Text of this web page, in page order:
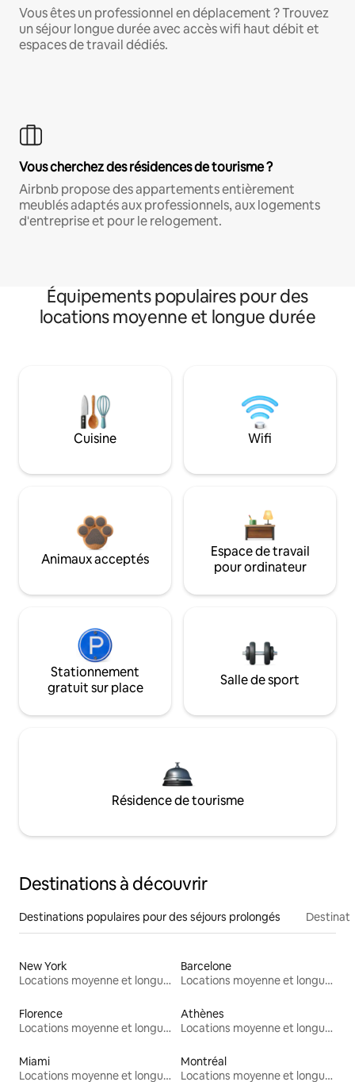
Vous êtes un professionnel en déplacement ? Trouvez
un séjour longue durée avec accès wifi haut débit et
espaces de travail dédiés.
Vous cherchez des résidences de tourisme ?
Airbnb propose des appartements entièrement
meublés adaptés aux professionnels, aux logements
d'entreprise et pour le relogement.
Équipements populaires pour des
locations moyenne et longue durée
Cuisine Wifi
Animaux acceptés
Espace de travail
pour ordinateur
Stationnement
gratuit sur place
Salle de sport
Résidence de tourisme
Destinations à découvrir
Destinations populaires pour des séjours prolongés
New York
Locations moyenne et longue durée
Barcelone
Locations moyenne et longue durée
Florence
Locations moyenne et longue durée
Athènes
Locations moyenne et longue durée
Miami
Locations moyenne et longue durée
Montréal
Locations moyenne et longue durée